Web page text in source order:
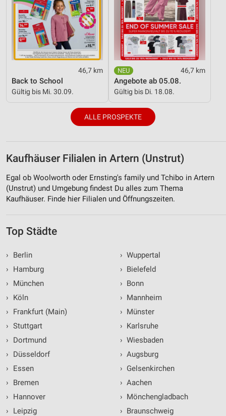
46,7 km
Back to School
Gültig bis Mi. 30.09.
46,7 km
Angebote ab 05.08.
Gültig bis Di. 18.08.
ALLE PROSPEKTE
Kaufhäuser Filialen in Artern (Unstrut)
Egal ob Woolworth oder Ernsting's family und Tchibo in Artern
(Unstrut) und Umgebung findest Du alles zum Thema
Kaufhäuser. Finde hier Filialen und Öffnungszeiten.
Top Städte
›
Berlin
›
Hamburg
›
München
›
Köln
›
Frankfurt (Main)
› Stuttgart
›
Dortmund
›
Düsseldorf
›
Essen
›
Bremen
›
Hannover
›
Leipzig
› Wuppertal
› Bielefeld
› Bonn
› Mannheim
› Münster
› Karlsruhe
› Wiesbaden
› Augsburg
› Gelsenkirchen
› Aachen
› Mönchengladbach
› Braunschweig